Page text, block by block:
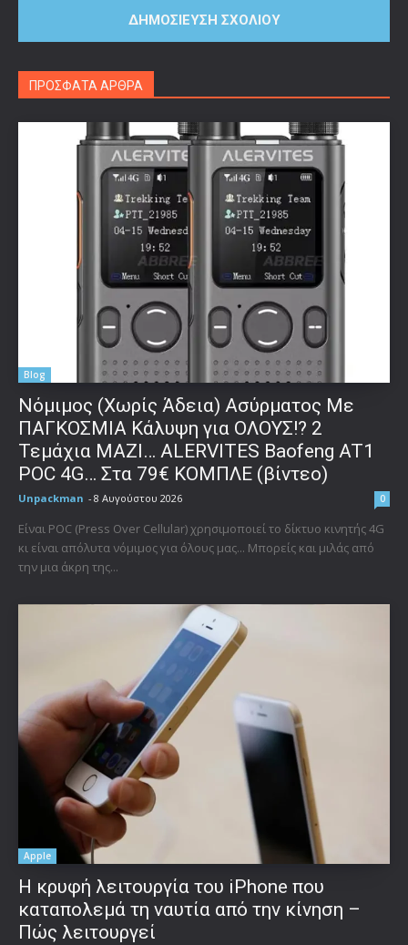
ΠΡΟΣΦΑΤΑ ΑΡΘΡΑ
Blog
Νόμιμος (Χωρίς Άδεια) Ασύρματος Με
ΠΑΓΚΟΣΜΙΑ Κάλυψη για ΟΛΟΥΣ!? 2
Τεμάχια ΜΑΖΙ… ALERVITES Baofeng AT1
POC 4G… Στα 79€ ΚΟΜΠΛΕ (βίντεο)
Unpackman - 8 Αυγούστου 2026 0
Είναι POC (Press Over Cellular) χρησιμοποιεί το δίκτυο κινητής 4G
κι είναι απόλυτα νόμιμος για όλους μας... Μπορείς και μιλάς από
την μια άκρη της...
Apple
Η κρυφή λειτουργία του iPhone που
καταπολεμά τη ναυτία από την κίνηση –
Πώς λειτουργεί